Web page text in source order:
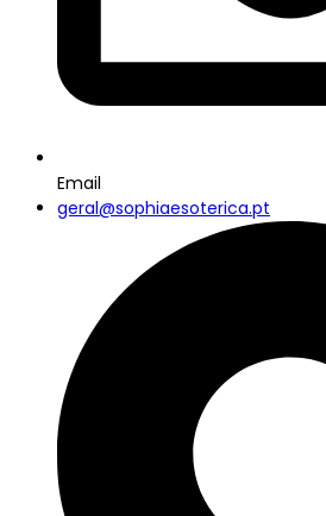
Email
geral@sophiaesoterica.pt